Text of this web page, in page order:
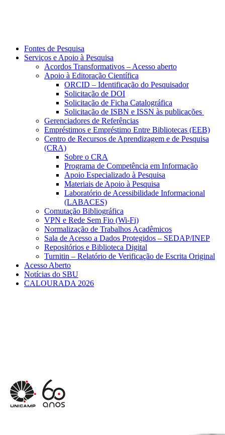
Fontes de Pesquisa
Serviços e Apoio à Pesquisa
Acordos Transformativos – Acesso aberto
Apoio à Editoração Científica
ORCID – Identificação do Pesquisador
Solicitação de DOI
Solicitação de Ficha Catalográfica
Solicitação de ISBN e ISSN às publicações
Gerenciadores de Referências
Empréstimos e Empréstimo Entre Bibliotecas (EEB)
Centro de Recursos de Aprendizagem e de Pesquisa
(CRA)
Sobre o CRA
Programa de Competência em Informação
Apoio Especializado à Pesquisa
Materiais de Apoio à Pesquisa
Laboratório de Acessibilidade Informacional
(LABACES)
Comutação Bibliográfica
VPN e Rede Sem Fio (Wi-Fi)
Normalização de Trabalhos Acadêmicos
Sala de Acesso a Dados Protegidos – SEDAP/INEP
Repositórios e Biblioteca Digital
Turnitin – Relatório de Verificação de Escrita Original
Acesso Aberto
Notícias do SBU
CALOURADA 2026